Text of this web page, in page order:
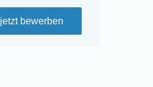
jetzt bewerben